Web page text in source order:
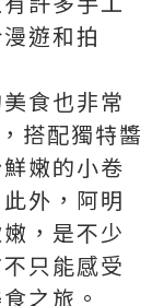
遊和拍
食也非常
搭配獨特醬
嫩的小卷
外，阿明
，是不少
只能感受
之旅。